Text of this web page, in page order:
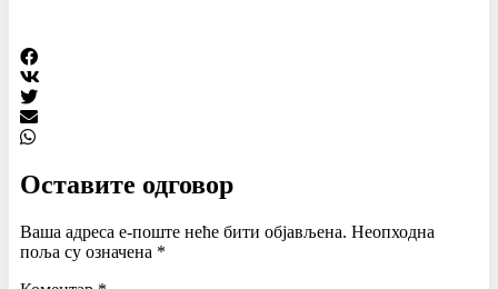
Оставите одговор
Ваша адреса е-поште неће бити објављена. Неопходна
поља су означена *